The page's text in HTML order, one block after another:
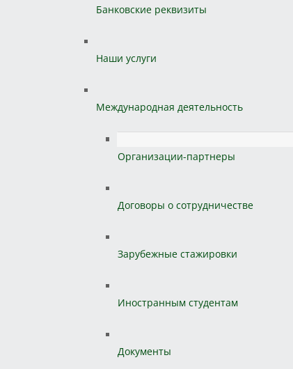
Банковские реквизиты
Наши услуги
Международная деятельность
Организации-партнеры
Договоры о сотрудничестве
Зарубежные стажировки
Иностранным студентам
Документы